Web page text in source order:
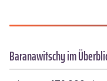
Baranawitschy im